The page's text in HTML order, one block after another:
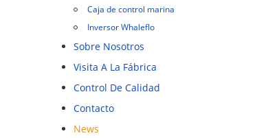
Caja de control marina
Inversor Whaleflo
Sobre Nosotros
Visita A La Fábrica
Control De Calidad
Contacto
News